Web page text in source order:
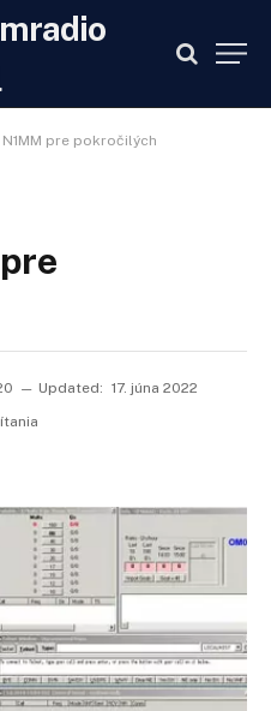
N1MM pre pokročilých
Updated: 17. júna 2022